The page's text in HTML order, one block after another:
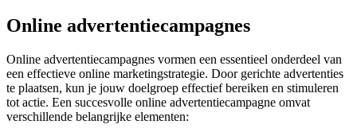
Online advertentiecampagnes
Online advertentiecampagnes vormen een essentieel onderdeel van
een effectieve online marketingstrategie. Door gerichte advertenties
te plaatsen, kun je jouw doelgroep effectief bereiken en stimuleren
tot actie. Een succesvolle online advertentiecampagne omvat
verschillende belangrijke elementen: